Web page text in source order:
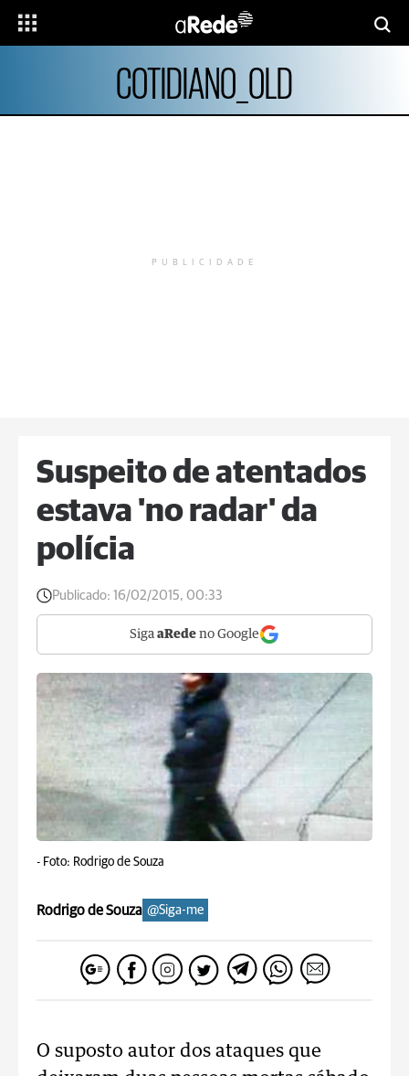
COTIDIANO_OLD
PUBLICIDADE
Suspeito de atentados
estava 'no radar' da
polícia
Publicado: 16/02/2015, 00:33
Siga aRede no Google
- Foto: Rodrigo de Souza
Rodrigo de Souza @Siga-me
O suposto autor dos ataques que